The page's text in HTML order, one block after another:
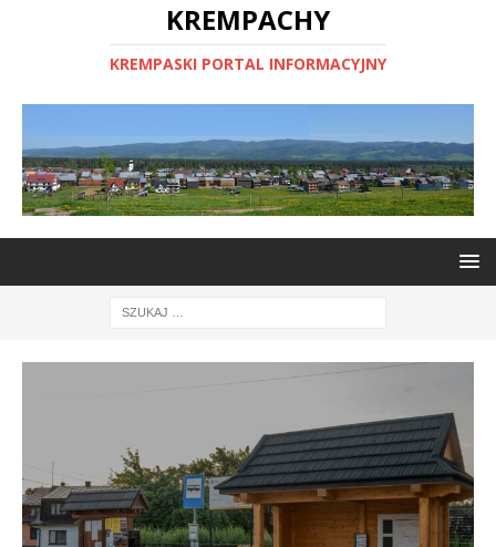
KREMPACHY
KREMPASKI PORTAL INFORMACYJNY